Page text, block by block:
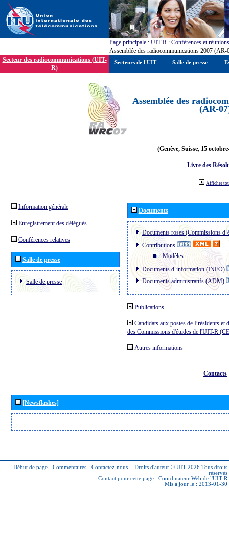
Page principale : UIT-R : Conférences et réunions
Assemblée des radiocommunications 2007 (AR-
Secteur des radiocommunications (UIT-
R)
Assemblée des
(AR-
(Genève, Suisse, 15
Livre des
Afficher
Information générale
Enregistrement des délégués
Conférences relatives
Salle de presse
Salle de presse
Documents
Documents roses (Commissions
Contributions
Modèles
Documents d´information (INFO)
Documents administratifs (ADM)
Publications
Candidats aux postes de Présidents et
des Commissions d'études de l'UIT-R
Autres informations
Contacts
[Newsflashes]
Début de page - Commentaires - Contactez-nous - Droits d'auteur © UIT 2026 Tous droits
réservés
Contact pour cette page : Coordinateur Web de l'UIT-R
Mis à jour le : 2013-01-30
Secteurs de l'UIT Salle de presse